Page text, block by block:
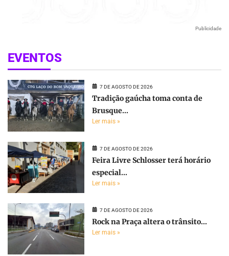
Publicidade
EVENTOS
7 DE AGOSTO DE 2026
Tradição gaúcha toma conta de
Brusque...
Ler mais »
7 DE AGOSTO DE 2026
Feira Livre Schlosser terá horário
especial...
Ler mais »
7 DE AGOSTO DE 2026
Rock na Praça altera o trânsito...
Ler mais »